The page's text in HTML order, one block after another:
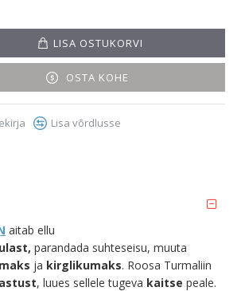
LISA OSTUKORVI
OSTA KOHE
Lisa võrdlusse
aitab ellu
parandada suhteseisu, muuta
ja kirglikumaks. Roosa Turmaliin
, luues sellele tugeva kaitse peale.